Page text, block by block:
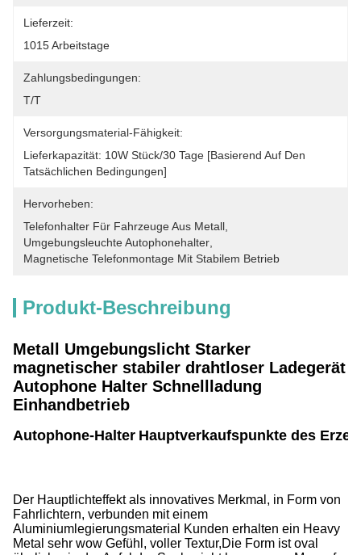
Lieferzeit:
10­15 Arbeitstage
Zahlungsbedingungen:
T/T
Versorgungsmaterial-Fähigkeit:
Lieferkapazität: 10W Stück/30 Tage [basierend Auf Den
Tatsächlichen Bedingungen]
Hervorheben:
Telefonhalter Für Fahrzeuge Aus Metall
Umgebungsleuchte Autophonehalter
Magnetische Telefonmontage Mit Stabilem Betrieb
Produkt-Beschreibung
Metall Umgebungslicht Starker
magnetischer stabiler drahtloser Ladegerät
Autophone Halter Schnellladung
Einhandbetrieb
Autophone-Halter Hauptverkaufspunkte des
Der Hauptlichteffekt als innovatives Merkmal, in Form von
Fahrlichtern, verbunden mit einem
Aluminiumlegierungsmaterial Kunden erhalten ein Heavy
Metal sehr wow Gefühl, voller Textur,Die Form ist oval